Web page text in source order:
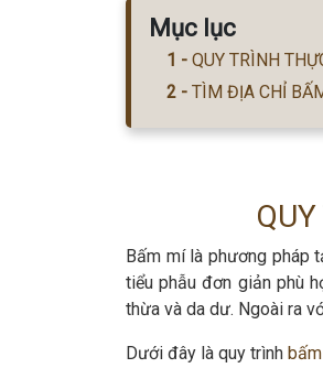
Mục lục
QUY TRÌNH
TÌM ĐỊA CHỈ
Bấm mí là phương pháp
tiểu phẫu đơn giản phù
thừa và da dư. Ngoài ra
Dưới đây là quy trình